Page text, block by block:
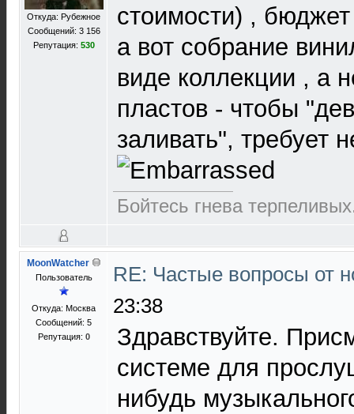
Откуда: Рубежное
Сообщений: 3 156
Репутация: 530
стоимости) , бюджет
а вот собрание
виде коллекции , а
пластов - чтобы
заливать", требует
Бойтесь гнева
MoonWatcher
Пользователь
Откуда: Москва
Сообщений: 5
Репутация: 0
RE: Частые вопросы от
23:38
Здравствуйте.
системе для
нибудь